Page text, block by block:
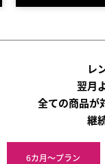
レ
翌月
全ての商品が
継
6カ月～プラン